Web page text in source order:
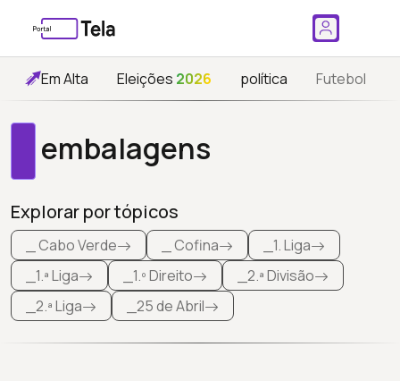
Em Alta Eleições 2026 política Futebol
embalagens
Explorar por tópicos
_ Cabo Verde _ Cofina
_1. Liga
_1.ª Liga
_1.º Direito
_2.ª Divisão
_2.ª Liga
_25 de Abril